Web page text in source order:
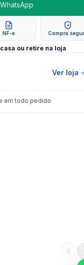
NF-e Compra
ou retire na loja
Ver loja
em todo pedido